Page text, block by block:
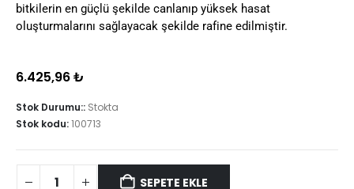
bitkilerin en güçlü şekilde canlanıp yüksek hasat
oluşturmalarını sağlayacak şekilde rafine edilmiştir.
6.425,96₺
Stok Durumu:: Stokta
Stok kodu:100713
SEPETE EKLE